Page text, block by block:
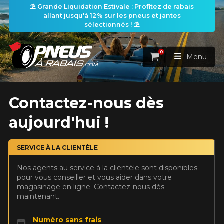
⛱️ Grande Liquidation Estivale : Profitez de rabais
allant jusqu'à 12% sur les pneus et jantes
sélectionnés ! ⛱️
PNEUS
RECHERCHE DE PNEUS VOIR TOUT
Rechercher par
Par dimensions Par véhicule
ROUES
RECHERCHE DE ROUES
ENSEMBLES
PROMOTIONS
Panier
0
Menu
Contactez-nous dès
aujourd'hui !
SERVICE À LA CLIENTÈLE
Nos agents au service à la clientèle sont disponibles
pour vous conseiller et vous aider dans votre
magasinage en ligne. Contactez-nous dès
maintenant.
Numéro sans frais